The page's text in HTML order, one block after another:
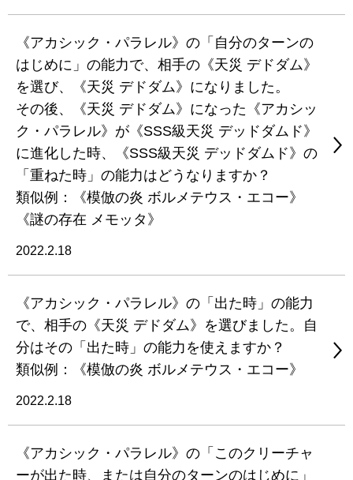
《アカシック・パラレル》の「自分のターンの
はじめに」の能力で、相手の《天災 デドダム》
を選び、《天災 デドダム》になりました。
その後、《天災 デドダム》になった《アカシッ
ク・パラレル》が《SSS級天災 デッドダムド》
に進化した時、《SSS級天災 デッドダムド》の
「重ねた時」の能力はどうなりますか？
類似例：《模倣の炎 ボルメテウス・エコー》
《謎の存在 メモッタ》
2022.2.18
《アカシック・パラレル》の「出た時」の能力
で、相手の《天災 デドダム》を選びました。自
分はその「出た時」の能力を使えますか？
類似例：《模倣の炎 ボルメテウス・エコー》
2022.2.18
《アカシック・パラレル》の「このクリーチャ
ーが出た時、または自分のターンのはじめに」